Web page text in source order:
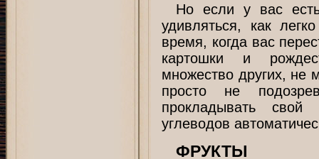
Но если у вас
удивляться, как
время, когда вас
картошки и
множество других, не
просто не
прокладывать
углеводов
ФРУКТЫ